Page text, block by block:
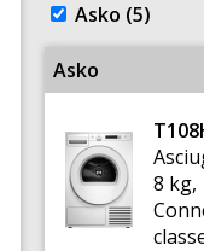
Asko (5)
Asko
8 kg,